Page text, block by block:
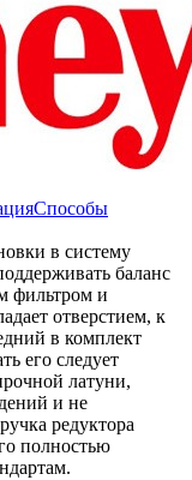
Способы
в систему
баланс
фильтром и
отверстием, к
в комплект
его следует
латуни,
и не
редуктора
полностью